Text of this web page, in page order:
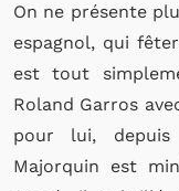
On ne présente
espagnol, qui
est tout
Roland Garros
pour lui,
Majorquin est